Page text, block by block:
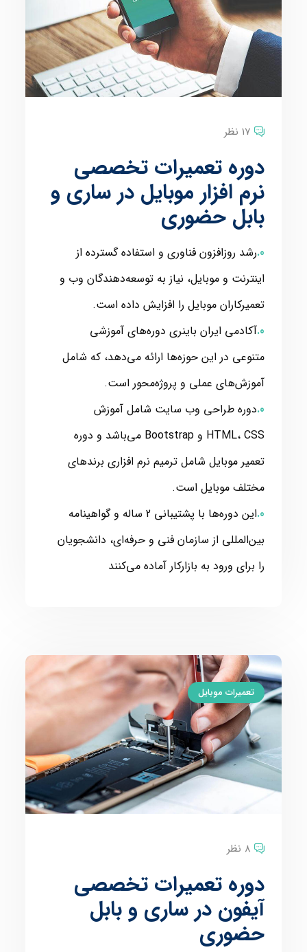
17 نظر
دوره تعمیرات تخصصی
نرم افزار موبایل در ساری و
بابل حضوری
رشد روزافزون فناوری و استفاده گسترده از
اینترنت و موبایل، نیاز به توسعه‌دهندگان وب و
تعمیرکاران موبایل را افزایش داده است.
آکادمی ایران باینری دوره‌های آموزشی
متنوعی در این حوزه‌ها ارائه می‌دهد، که شامل
آموزش‌های عملی و پروژه‌محور است.
دوره طراحی وب سایت شامل آموزش
HTML، CSS و Bootstrap می‌باشد و دوره
تعمیر موبایل شامل ترمیم نرم افزاری برندهای
مختلف موبایل است.
این دوره‌ها با پشتیبانی 2 ساله و گواهینامه
بین‌المللی از سازمان فنی و حرفه‌ای، دانشجویان
را برای ورود به بازارکار آماده می‌کنند
تعمیرات موبایل
8 نظر
دوره تعمیرات تخصصی
آیفون در ساری و بابل
حضوری